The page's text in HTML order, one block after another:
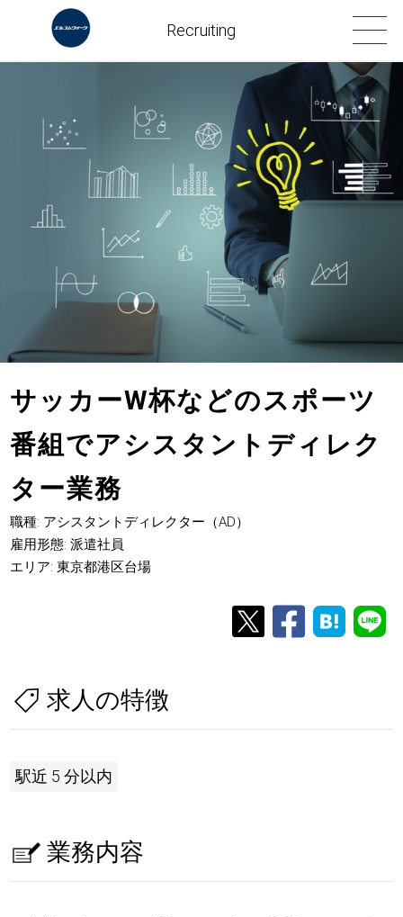
Recruiting
サッカーW杯などのスポーツ
番組でアシスタントディレク
ター業務
職種: アシスタントディレクター（AD）
雇用形態: 派遣社員
エリア: 東京都港区台場
求人の特徴
駅近 5 分以内
業務内容